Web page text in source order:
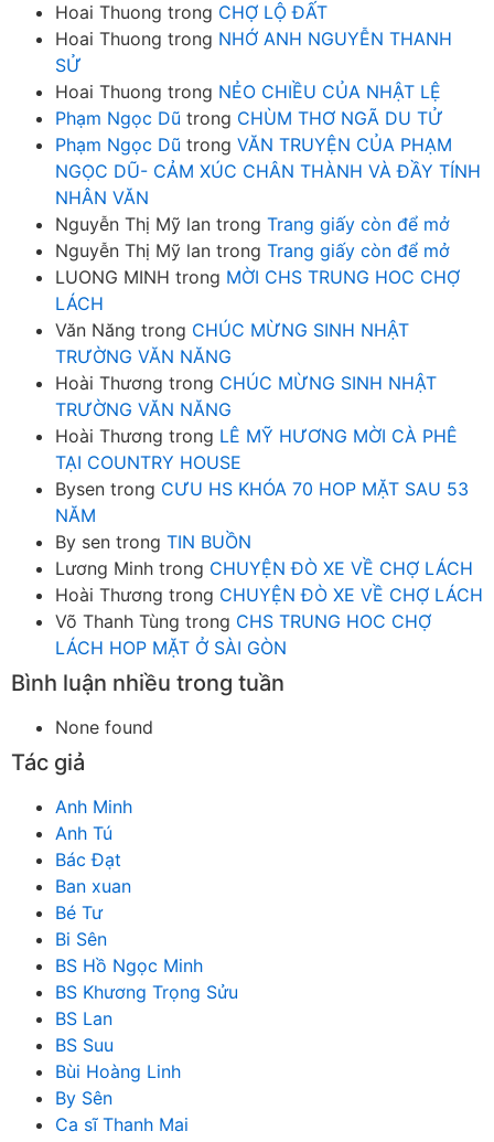
Hoai Thuong trong CHỢ LỘ ĐẤT
Hoai Thuong trong NHỚ ANH NGUYỄN THANH
SỬ
Hoai Thuong trong NẺO CHIỀU CỦA NHẬT LỆ
Phạm Ngọc Dũ trong CHÙM THƠ NGÃ DU TỬ
Phạm Ngọc Dũ trong VĂN TRUYỆN CỦA PHẠM
NGỌC DŨ- CẢM XÚC CHÂN THÀNH VÀ ĐẦY TÍNH
NHÂN VĂN
Nguyễn Thị Mỹ lan trong Trang giấy còn để mở
Nguyễn Thị Mỹ lan trong Trang giấy còn để mở
LUONG MINH trong MỜI CHS TRUNG HOC CHỢ
LÁCH
Văn Năng trong CHÚC MỪNG SINH NHẬT
TRƯỜNG VĂN NĂNG
Hoài Thương trong CHÚC MỪNG SINH NHẬT
TRƯỜNG VĂN NĂNG
Hoài Thương trong LÊ MỸ HƯƠNG MỜI CÀ PHÊ
TẠI COUNTRY HOUSE
Bysen trong CƯU HS KHÓA 70 HOP MẶT SAU 53
NĂM
By sen trong TIN BUỒN
Lương Minh trong CHUYỆN ĐÒ XE VỀ CHỢ LÁCH
Hoài Thương trong CHUYỆN ĐÒ XE VỀ CHỢ LÁCH
Võ Thanh Tùng trong CHS TRUNG HOC CHỢ
LÁCH HOP MẶT Ở SÀI GÒN
Bình luận nhiều trong tuần
None found
Tác giả
Anh Minh
Anh Tú
Bác Đạt
Ban xuan
Bé Tư
Bi Sên
BS Hồ Ngọc Minh
BS Khương Trọng Sửu
BS Lan
BS Suu
Bùi Hoàng Linh
By Sên
Ca sĩ Thanh Mai